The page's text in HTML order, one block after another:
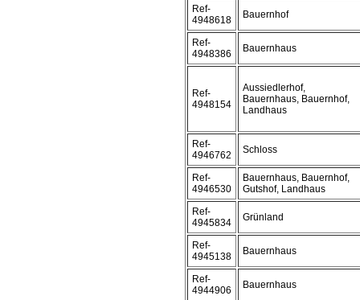
Ref-
4948618
Bauernhof
Ref-
4948386
Bauernhaus
Ref-
4948154
Aussiedlerhof,
Bauernhaus, Bauernhof,
Landhaus
Ref-
4946762
Schloss
Ref-
4946530
Bauernhaus, Bauernhof,
Gutshof, Landhaus
Ref-
4945834
Grünland
Ref-
4945138
Bauernhaus
Ref-
4944906
Bauernhaus